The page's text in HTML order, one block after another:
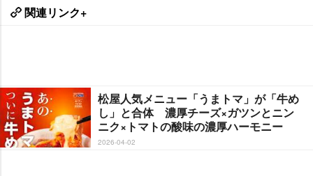
関連リンク+
松屋人気メニュー「うまトマ」が「牛め
し」と合体 濃厚チーズ×ガツンとニン
ニク×トマトの酸味の濃厚ハーモニー
2026-04-02